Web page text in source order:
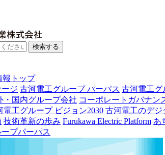
検索する
報トップ
ージ 古河電工グループ パーパス 古河電工グ
・国内グループ会社 コーポレートガバナン
電工グループ ビジョン2030 古河電工のデジ
技術革新の歩み Furukawa Electric Platform あ
プパーパス